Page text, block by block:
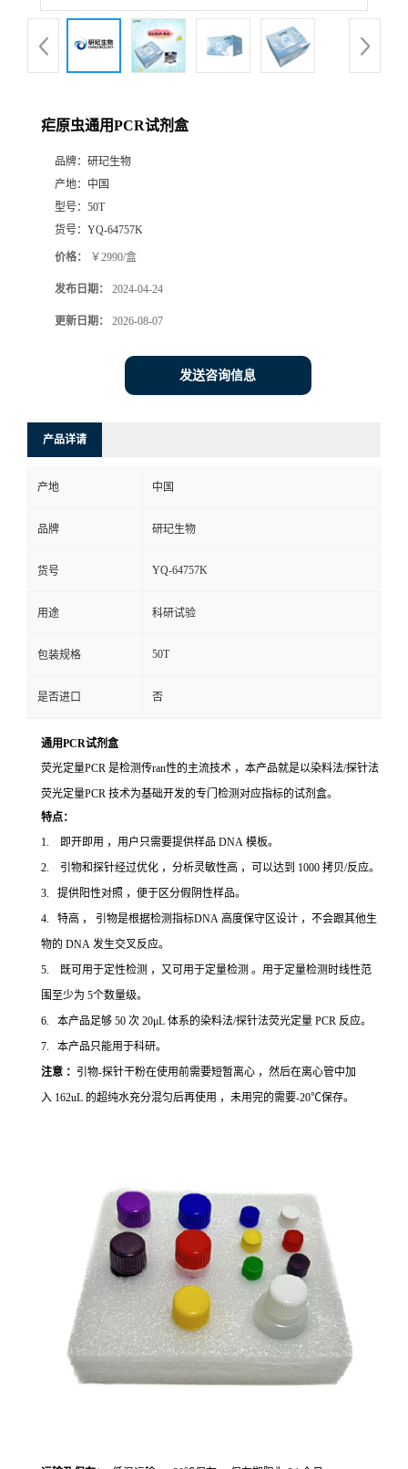
疟原虫通用PCR试剂盒
品牌： 研玘生物
产地： 中国
型号： 50T
货号： YQ-64757K
价格： ￥2990/盒
发布日期： 2024-04-24
更新日期： 2026-08-07
发送咨询信息
产品详请
产地 中国
品牌 研玘生物
货号 YQ-64757K
用途 科研试验
包装规格 50T
是否进口 否
通用PCR试剂盒
荧光定量PCR 是检测传ran性的主流技术 ，本产品就是以染料法/探针法
荧光定量PCR 技术为基础开发的专门检测对应指标的试剂盒。
特点：
1. 即开即用 ，用户只需要提供样品 DNA 模板。
2. 引物和探针经过优化 ，分析灵敏性高 ，可以达到 1000 拷贝/反应。
3. 提供阳性对照 ，便于区分假阴性样品。
4. 特高 ， 引物是根据检测指标DNA 高度保守区设计 ，不会跟其他生
物的 DNA 发生交叉反应。
5. 既可用于定性检测 ，又可用于定量检测 。用于定量检测时线性范
围至少为 5个数量级。
6. 本产品足够 50 次 20μL 体系的染料法/探针法荧光定量 PCR 反应。
7. 本产品只能用于科研。
注意 ： 引物-探针干粉在使用前需要短暂离心 ，然后在离心管中加
入 162uL 的超纯水充分混匀后再使用 ，未用完的需要-20℃保存。